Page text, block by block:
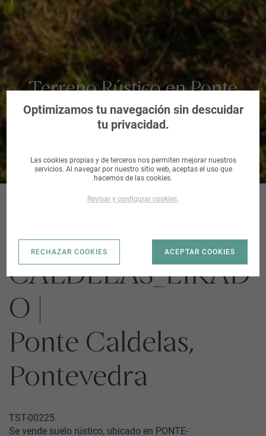
Terreno Rústico en Ponte
Caldelas, Pontevedra
PONTE-
CALDELAS_EIRAD
O |
Ponte Caldelas,
Pontevedra
TST-00225
Se vende suelo rústico, ubicado en PONTE-
Optimizamos tu navegación sin descuidar
tu privacidad.
Las cookies propias y de terceros nos permiten mejorar nuestros
servicios. Al navegar por nuestro sitio web, aceptas el uso que
hacemos de las cookies.
Revisar y configurar cookies.
RECHAZAR COOKIES ACEPTAR COOKIES